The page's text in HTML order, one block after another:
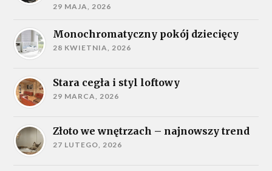
29 MAJA, 2026
Monochromatyczny pokój dziecięcy
28 KWIETNIA, 2026
Stara cegła i styl loftowy
29 MARCA, 2026
Złoto we wnętrzach – najnowszy trend
27 LUTEGO, 2026